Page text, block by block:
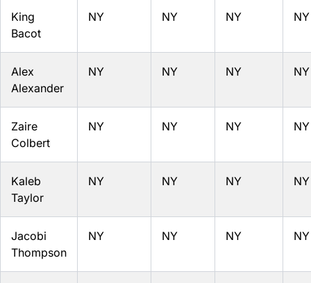
King
Bacot
NY NY NY NY
Alex
Alexander
NY NY NY NY
Zaire
Colbert
NY NY NY NY
Kaleb
Taylor
NY NY NY NY
Jacobi
Thompson
NY NY NY NY